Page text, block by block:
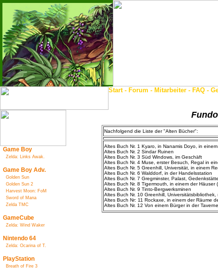
Start- Forum - Mitarbeiter - FAQ -
Game Boy
Zelda: Links Awak.
Game Boy Adv.
Golden Sun
Golden Sun 2
Harvest Moon: FoM
Sword of Mana
Zelda TMC
GameCube
Zelda: Wind Waker
Nintendo 64
Zelda: Ocarina of T.
PlayStation
Breath of Fire 3
Nachfolgend die Liste der "Alten Bücher":
Altes Buch Nr. 1 Kyaro, in Nanamis Doyo, in
Altes Buch Nr. 2 Sindar Ruinen
Altes Buch Nr. 3 Süd Windows, im Geschäft
Altes Buch Nr. 4 Muse, erster Besuch, Regal in
Altes Buch Nr. 5 Greenhill, Universität, in einem
Altes Buch Nr. 6 Walddorf, in der Handelsstation
Altes Buch Nr. 7 Gregminster, Palast,
Altes Buch Nr. 8 Tigermouth, in einem der Häuser
Altes Buch Nr. 9 Tinto-Bergwerksminen
Altes Buch Nr. 10 Greenhill,
Altes Buch Nr: 11 Rockaxe, in einem der Räume
Altes Buch Nr. 12 Von einem Bürger in der